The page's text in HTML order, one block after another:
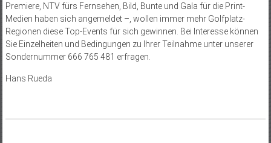
Premiere, NTV fürs Fernsehen, Bild, Bunte und Gala für die Print-
Medien haben sich angemeldet –, wollen immer mehr Golfplatz-
Regionen diese Top-Events für sich gewinnen. Bei Interesse können
Sie Einzelheiten und Bedingungen zu Ihrer Teilnahme unter unserer
Sondernummer 666 765 481 erfragen.
Hans Rueda